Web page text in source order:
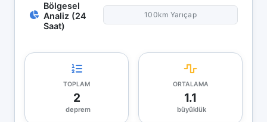
Bölgesel
Analiz (24
Saat)
100km Yarıçap
TOPLAM
2
deprem
ORTALAMA
1.1
büyüklük